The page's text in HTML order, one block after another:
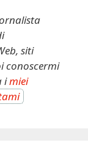
siti
conoscermi
imiei